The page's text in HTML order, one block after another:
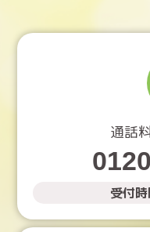
通話
受付